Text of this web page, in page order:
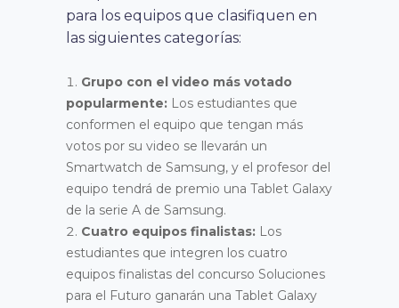
para los equipos que clasifiquen en
las siguientes categorías:
Grupo con el video más votado
popularmente: Los estudiantes que
conformen el equipo que tengan más
votos por su video se llevarán un
Smartwatch de Samsung, y el profesor del
equipo tendrá de premio una Tablet Galaxy
de la serie A de Samsung.
Cuatro equipos finalistas: Los
estudiantes que integren los cuatro
equipos finalistas del concurso Soluciones
para el Futuro ganarán una Tablet Galaxy